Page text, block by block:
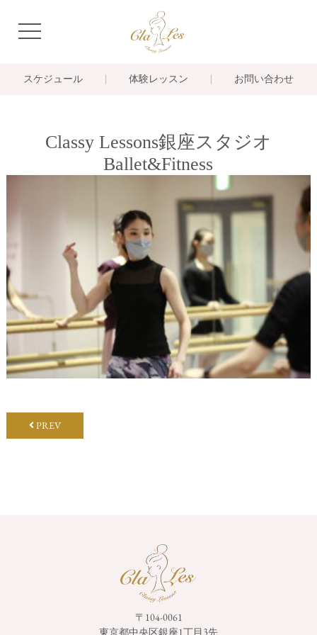
navigation
スケジュール 体験レッスン お問い合わせ
Classy Lessons銀座スタジオ
Ballet&Fitness
PREV
〒104-0061
東京都中央区銀座1丁目3先